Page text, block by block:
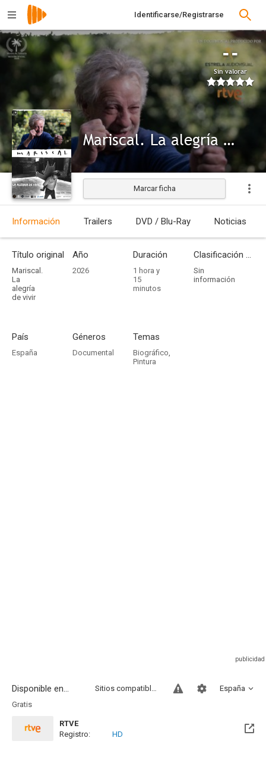
Identificarse/Registrarse
--
Sin valorar
Mariscal. La alegría de vivir
Marcar ficha
Información Trailers DVD / Blu-Ray Noticias
Título original
Mariscal.
La
alegría
de vivir
Año
2026
Duración
1 hora y
15
minutos
Clasificación por edades
Sin
información
País
España
Géneros
Documental
Temas
Biográfico,
Pintura
Disponible en... España
Sitios compatibles
Gratis
RTVE
Registro:
HD